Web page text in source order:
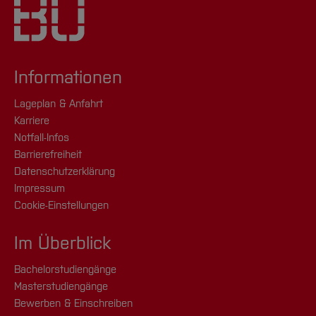
Informationen
Lageplan & Anfahrt
Karriere
Notfall-Infos
Barrierefreiheit
Datenschutzerklärung
Impressum
Cookie-Einstellungen
Im Überblick
Bachelorstudiengänge
Masterstudiengänge
Bewerben & Einschreiben